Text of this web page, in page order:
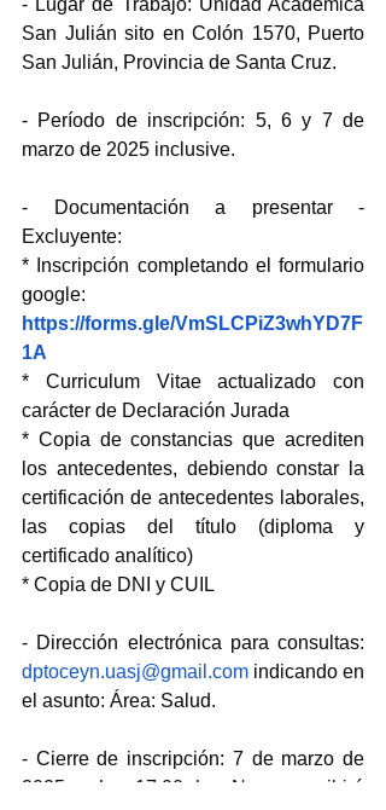
San Julián sito en Colón 1570, Puerto
San Julián, Provincia de Santa Cruz.
- Período de inscripción: 5, 6 y 7 de
marzo de 2025 inclusive.
- Documentación a presentar -
Excluyente:
* Inscripción completando el formulario
https://forms.gle/VmSLCPiZ3whYD7F
1A
* Curriculum Vitae actualizado con
carácter de Declaración Jurada
* Copia de constancias que acrediten
los antecedentes, debiendo constar la
certificación de antecedentes laborales,
las copias del título (diploma y
certificado analítico)
* Copia de DNI y CUIL
dptoceyn.uasj@gmail.com indicando en
el asunto: Área: Salud.
- Cierre de inscripción: 7 de marzo de
2025 a las 17:00 hs. No se recibirá